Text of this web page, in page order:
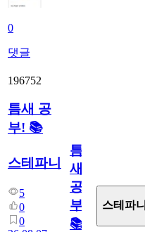
0
댓글
196752
틈새 공
부! 📚
스테파니
5
0
0
틈
새
공
부!
📚
스테파니